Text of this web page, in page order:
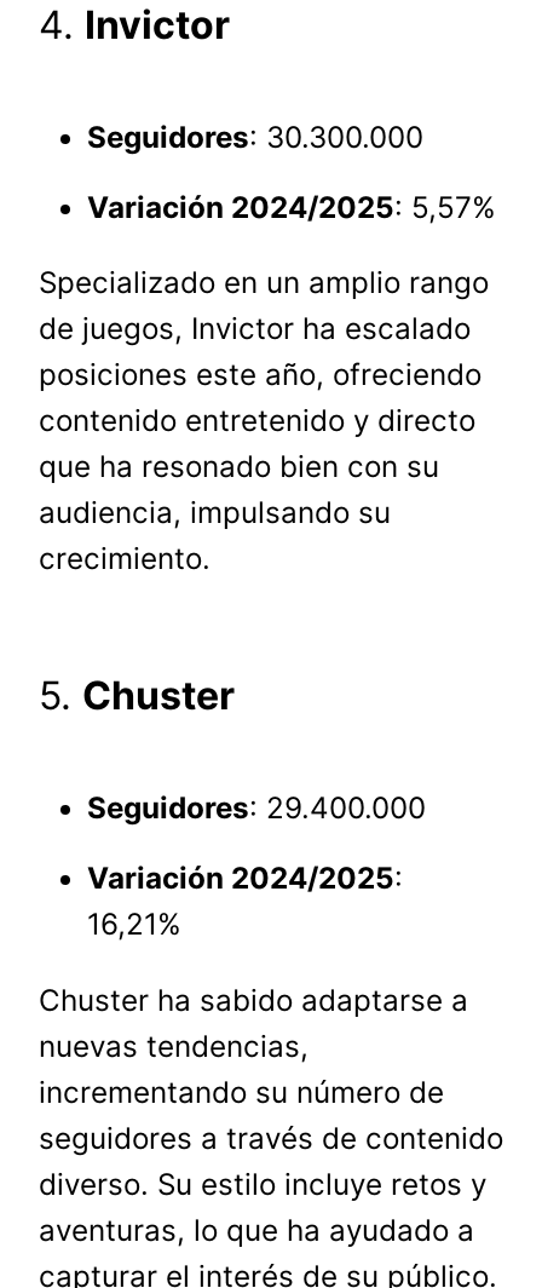
4. Invictor
Seguidores: 30.300.000
Variación 2024/2025: 5,57%
Specializado en un amplio rango
de juegos, Invictor ha escalado
posiciones este año, ofreciendo
contenido entretenido y directo
que ha resonado bien con su
audiencia, impulsando su
crecimiento.
5. Chuster
Seguidores: 29.400.000
Variación 2024/2025:
16,21%
Chuster ha sabido adaptarse a
nuevas tendencias,
incrementando su número de
seguidores a través de contenido
diverso. Su estilo incluye retos y
aventuras, lo que ha ayudado a
capturar el interés de su público.